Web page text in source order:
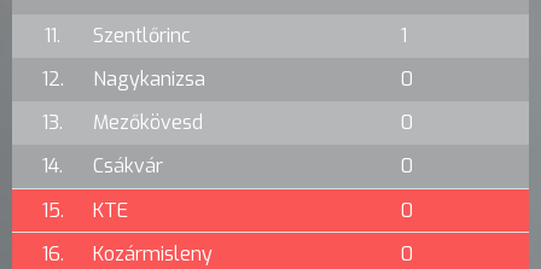
11.
Szentlőrinc
1
12.
Nagykanizsa
0
13.
Mezőkövesd
0
14.
Csákvár
0
15.
KTE
0
16.
Kozármisleny 0